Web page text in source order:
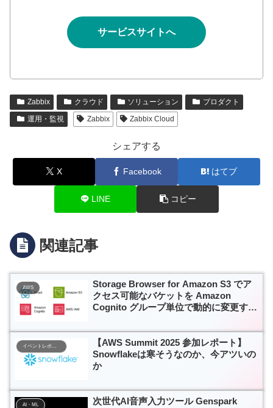
サービスサイトへ
Zabbix クラウド ソリューション
プロダクト
運用・監視
Zabbix Zabbix Cloud
シェアする
X Facebook はてブ
LINE コピー
関連記事
AWS
Storage Browser for Amazon S3 でア
クセス可能なバケットを Amazon
Cognito グループ単位で動的に変更する
イベントレポート
【AWS Summit 2025 参加レポート】
Snowflakeは寒そうなのか、今アツいの
か
AI・ML
次世代AI音声入力ツール Genspark